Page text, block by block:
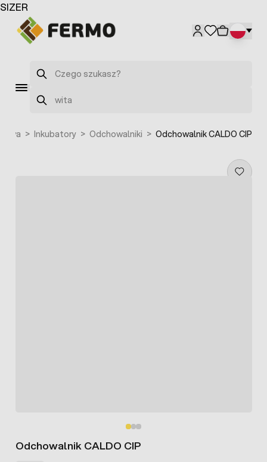
Przejdź do treści
Szukaj
Szukaj
> Inkubatory > Odchowalniki > Odchowalnik CALDO CIP
Odchowalnik CALDO CIP
SIZER